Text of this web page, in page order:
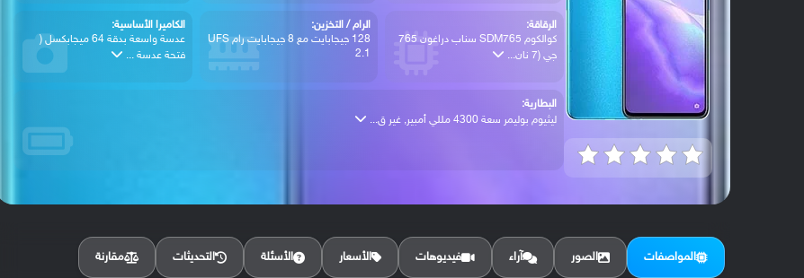
الرقاقة:
كوالكوم SDM765 سناب دراغون 765
جي (7 نان...
الرام / التخزين:
128 جيجابايت مع 8 جيجابايت رام UFS
2.1
الكاميرا الأساسية:
عدسة واسعة بدقة 64 ميجابكسل (
فتحة عدسة ...
البطارية:
ليثيوم بوليمر سعة 4300 مللي أمبير, غير ق...
المواصفات الصور آراء فيديوهات الأسعار الأسئلة التحديثات مقارنة